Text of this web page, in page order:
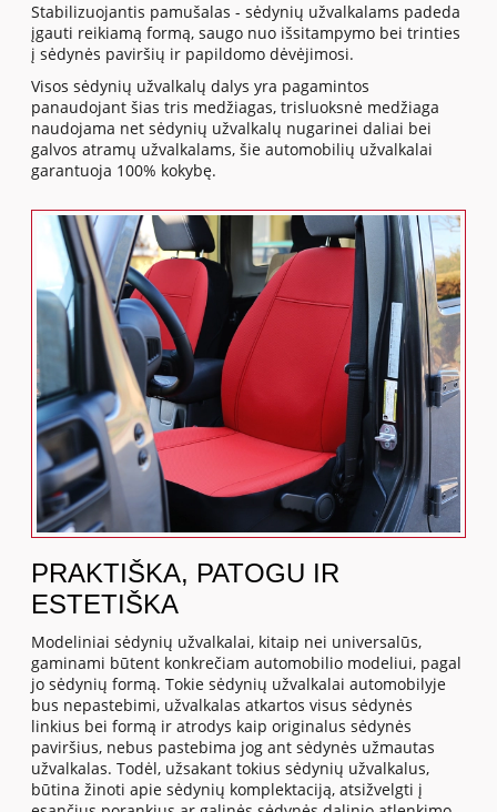
Stabilizuojantis pamušalas - sėdynių užvalkalams padeda
įgauti reikiamą formą, saugo nuo išsitampymo bei trinties
į sėdynės paviršių ir papildomo dėvėjimosi.
Visos sėdynių užvalkalų dalys yra pagamintos
panaudojant šias tris medžiagas, trisluoksnė medžiaga
naudojama net sėdynių užvalkalų nugarinei daliai bei
galvos atramų užvalkalams, šie automobilių užvalkalai
garantuoja 100% kokybę.
PRAKTIŠKA, PATOGU IR
ESTETIŠKA
Modeliniai sėdynių užvalkalai, kitaip nei universalūs,
gaminami būtent konkrečiam automobilio modeliui, pagal
jo sėdynių formą. Tokie sėdynių užvalkalai automobilyje
bus nepastebimi, užvalkalas atkartos visus sėdynės
linkius bei formą ir atrodys kaip originalus sėdynės
paviršius, nebus pastebima jog ant sėdynės užmautas
užvalkalas. Todėl, užsakant tokius sėdynių užvalkalus,
būtina žinoti apie sėdynių komplektaciją, atsižvelgti į